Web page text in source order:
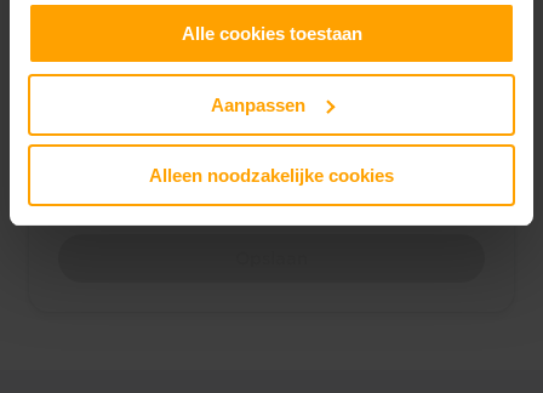
Alle cookies toestaan
Aanpassen
Alleen noodzakelijke cookies
Vind categorie
Selecteer een categorie